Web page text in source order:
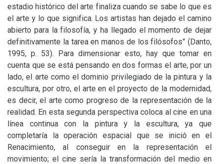
estadio histórico del arte finaliza cuando se sabe lo que es
el arte y lo que significa. Los artistas han dejado el camino
abierto para la filosofía, y ha llegado el momento de dejar
definitivamente la tarea en manos de los filósofos” (Danto,
1995, p. 53). Para dimensionar esto, hay que tomar en
cuenta que se está pensando en dos formas el arte, por un
lado, el arte como el dominio privilegiado de la pintura y la
escultura, por otro, el arte en el proyecto de la modernidad,
es decir, el arte como progreso de la representación de la
realidad. En esta segunda perspectiva coloca al cine en una
línea continua con la pintura y la escultura, ya que
completaría la operación espacial que se inició en el
Renacimiento, al conseguir en la representación el
movimiento; el cine sería la transformación del medio en